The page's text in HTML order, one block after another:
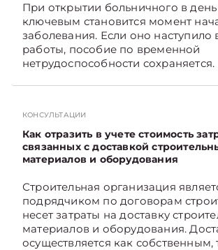
экономике Беларуси — раньше,
TelegramViber
При открытии больничного в
ключевым становится момент
заболевания. Если оно наступило
работы, пособие по временной
нетрудоспособности
КОНСУЛЬТАЦИИ
Как отразить в учете стоимость
связанных с доставкой
материалов и оборудования
Строительная организация
подрядчиком по договорам
несет затраты на доставку
материалов и оборудования.
осуществляется как собственным,